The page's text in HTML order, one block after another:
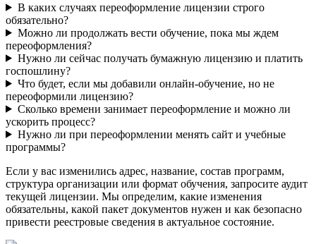
В каких случаях переоформление лицензии строго
обязательно?
Можно ли продолжать вести обучение, пока мы ждем
переоформления?
Нужно ли сейчас получать бумажную лицензию и платить
госпошлину?
Что будет, если мы добавили онлайн-обучение, но не
переоформили лицензию?
Сколько времени занимает переоформление и можно ли
ускорить процесс?
Нужно ли при переоформлении менять сайт и учебные
программы?
Если у вас изменились адрес, название, состав программ,
структура организации или формат обучения, запросите аудит
текущей лицензии. Мы определим, какие изменения
обязательны, какой пакет документов нужен и как безопасно
привести реестровые сведения в актуальное состояние.